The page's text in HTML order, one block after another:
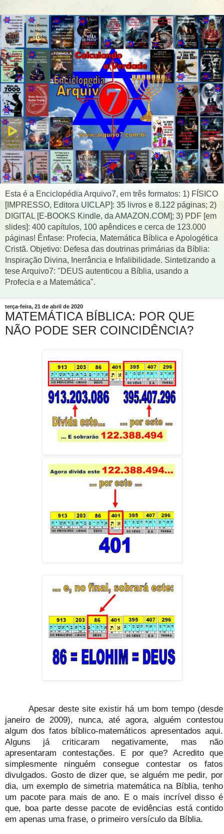
Esta é a Enciclopédia Arquivo7, em três formatos: 1) FÍSICO
[IMPRESSO, Editora UICLAP]: 35 livros e 8.122 páginas; 2)
DIGITAL [E-BOOKS Kindle, da AMAZON.COM]; 3) PDF [em
slides]: 400 capítulos, 100 apêndices e cerca de 123.000
páginas! Ênfase: Profecia, Matemática Bíblica e Apologética
Cristã. Objetivo: Defesa das doutrinas primárias da Bíblia:
Inspiração Divina, Inerrância e Infalibilidade. Sintetizando a
tese Arquivo7: "DEUS autenticou a Bíblia, usando a
Profecia e a Matemática".
terça-feira, 21 de abril de 2020
MATEMÁTICA BÍBLICA: POR QUE
NÃO PODE SER COINCIDÊNCIA?
Apesar deste site existir há um bom tempo (desde
janeiro de 2009), nunca, até agora, alguém contestou
algum dos fatos bíblico-matemáticos apresentados aqui.
Alguns já criticaram negativamente, mas não
apresentaram contestações. E por que? Acredito que
simplesmente ninguém consegue contestar os fatos
divulgados. Gosto de dizer que, se alguém me pedir, por
dia, um exemplo de simetria matemática na Bíblia, tenho
um pacote para mais de ano. E o mais incrível disso é
que, boa parte desse pacote de evidências está contido
em apenas uma frase, o primeiro versículo da Bíblia.